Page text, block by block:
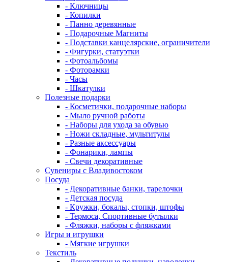
- Ключницы
- Копилки
- Панно деревянные
- Подарочные Магниты
- Подставки канцелярские, ограничители
- Фигурки, статуэтки
- Фотоальбомы
- Фоторамки
- Часы
- Шкатулки
Полезные подарки
- Косметички, подарочные наборы
- Мыло ручной работы
- Наборы для ухода за обувью
- Ножи складные, мультитулы
- Разные аксессуары
- Фонарики, лампы
- Свечи декоративные
Сувениры с Владивостоком
Посуда
- Декоративные банки, тарелочки
- Детская посуда
- Кружки, бокалы, стопки, штофы
- Термоса, Спортивные бутылки
- Фляжки, наборы с фляжками
Игры и игрушки
- Мягкие игрушки
Текстиль